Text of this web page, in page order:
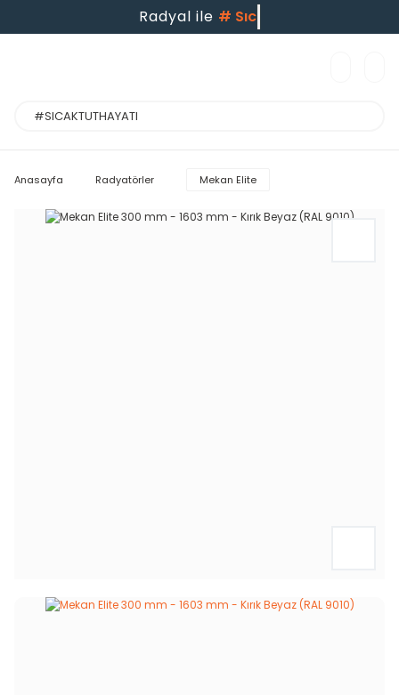
Radyal ile#
Anasayfa Radyatörler Mekan Elite